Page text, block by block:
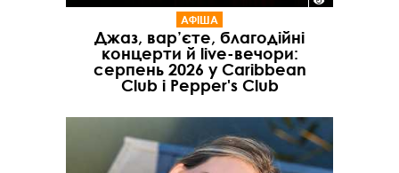
АФІША
Джаз, вар’єте, благодійні
концерти й live-вечори:
серпень 2026 у Caribbean
Club і Pepper's Club